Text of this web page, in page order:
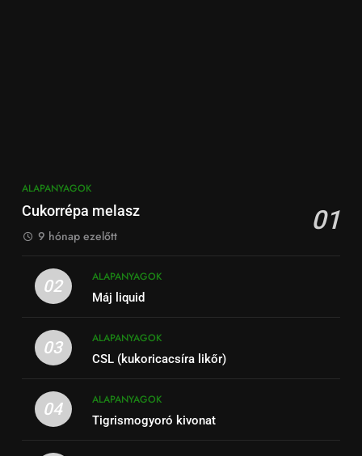
ALAPANYAGOK
Cukorrépa melasz 01
9 hónap ezelőtt
02
ALAPANYAGOK
Máj liquid
03
ALAPANYAGOK
CSL (kukoricacsíra likőr)
04
ALAPANYAGOK
Tigrismogyoró kivonat